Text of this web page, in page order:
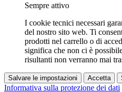
Sempre attivo
I cookie tecnici necessari
del nostro sito web. Ti
prodotti nel carrello o di
significa che non ci è
risultanti non verranno mai
Salvare le impostazioni Accetta
Informativa sulla protezione dei dati